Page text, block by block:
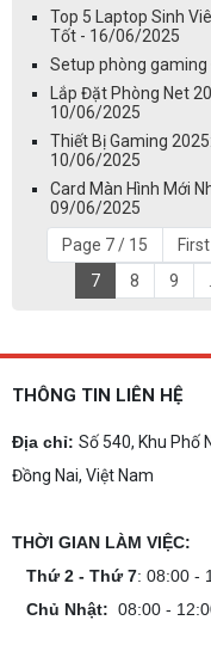
Top 5 Laptop Sinh
Tốt - 16/06/2025
Setup phòng
Lắp Đặt Phòng Net
10/06/2025
Thiết Bị Gaming
10/06/2025
Card Màn Hình Mới
09/06/2025
Page 7 / 15
First
7
8 9
THÔNG TIN LIÊN HỆ
Địa chỉ: Số 540, Khu Phố
Đồng Nai, Việt Nam
THỜI GIAN LÀM VIỆC:
Thứ 2 - Thứ 7: 08:00 -
Chủ Nhật: 08:00 -